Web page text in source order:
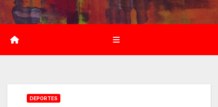
Saltar
al
contenido
DEPORTES